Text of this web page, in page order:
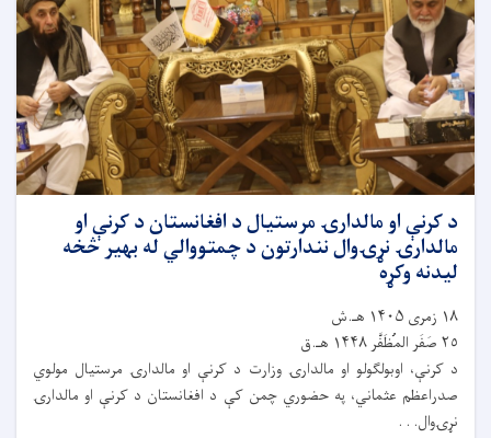
د کرنې او مالدارۍ مرستیال د افغانستان د کرنې او
مالدارۍ نړۍوال نندارتون د چمتووالي له بهیر څخه
لیدنه وکړه
١٨ زمری ۱۴۰۵ هـ.ش
٢٥ صَفَر المُظَفَّر ۱۴۴۸ هـ.ق
د کرنې، اوبولګولو او مالدارۍ وزارت د کرنې او مالدارۍ مرستیال مولوي
صدراعظم عثماني، په حضوري چمن کې د افغانستان د کرنې او مالدارۍ
نړۍوال. . .